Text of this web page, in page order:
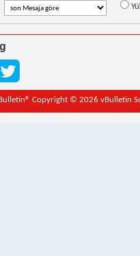
Copyright © 2026 vBulletin